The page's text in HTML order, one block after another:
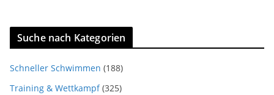
Suche nach Kategorien
Schneller Schwimmen (188)
Training & Wettkampf(325)